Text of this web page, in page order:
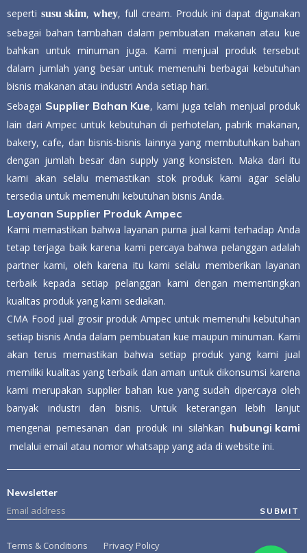
seperti susu skim, whey, full cream. Produk ini dapat digunakan
sebagai bahan tambahan dalam pembuatan makanan atau kue
bahkan untuk minuman juga. Kami menjual produk tersebut
dalam jumlah yang besar untuk memenuhi berbagai kebutuhan
bisnis makanan atau industri Anda setiap hari.
Sebagai Supplier Bahan Kue, kami juga telah menjual produk
lain dari Ampec untuk kebutuhan di perhotelan, pabrik makanan,
bakery, cafe, dan bisnis-bisnis lainnya yang membutuhkan bahan
dengan jumlah besar dan supply yang konsisten. Maka dari itu
kami akan selalu memastikan stok produk kami agar selalu
tersedia untuk memenuhi kebutuhan bisnis Anda.
Layanan Supplier Produk Ampec
Kami memastikan bahwa layanan purna jual kami terhadap Anda
tetap terjaga baik karena kami percaya bahwa pelanggan adalah
partner kami, oleh karena itu kami selalu memberikan layanan
terbaik kepada setiap pelanggan kami dengan mementingkan
kualitas produk yang kami sediakan.
CMA Food jual grosir produk Ampec untuk memenuhi kebutuhan
setiap bisnis Anda dalam pembuatan kue maupun minuman. Kami
akan terus memastikan bahwa setiap produk yang kami jual
memiliki kualitas yang terbaik dan aman untuk dikonsumsi karena
kami merupakan supplier bahan kue yang sudah dipercaya oleh
banyak industri dan bisnis.Untuk keterangan lebih lanjut
mengenai pemesanan dan produk ini silahkan hubungi kami
melalui email atau nomor whatsapp yang ada di website ini.
Newsletter
SUBMIT
Terms & Conditions Privacy Policy